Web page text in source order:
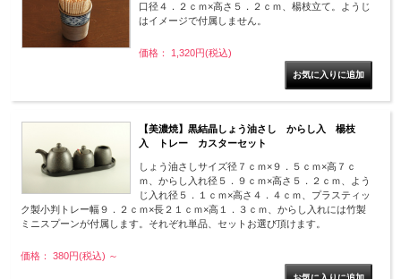
口径４．２ｃｍ×高さ５．２ｃｍ、楊枝立て。ようじ
はイメージで付属しません。
価格： 1,320円(税込)
【美濃焼】黒結晶しょう油さし からし入 楊枝
入 トレー カスターセット
しょう油さしサイズ径７ｃｍ×９．５ｃｍ×高７ｃ
ｍ、からし入れ径５．９ｃｍ×高さ５．２ｃｍ、よう
じ入れ径５．１ｃｍ×高さ４．４ｃｍ、プラスティッ
ク製小判トレー幅９．２ｃｍ×長２１ｃｍ×高１．３ｃｍ、からし入れには竹製
ミニスプーンが付属します。それぞれ単品、セットお選び頂けます。
価格： 380円(税込) ～